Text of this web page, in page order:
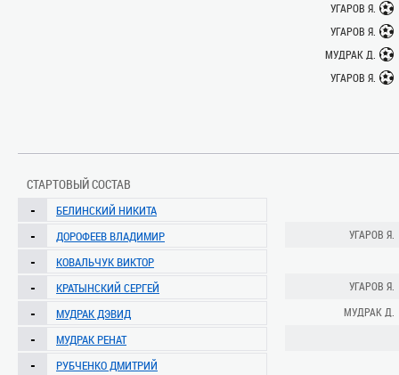
УГАРОВ Я.
УГАРОВ Я.
МУДРАК Д.
УГАРОВ Я.
СТАРТОВЫЙ СОСТАВ
- БЕЛИНСКИЙ НИКИТА
- ДОРОФЕЕВ ВЛАДИМИР
- КОВАЛЬЧУК ВИКТОР
- КРАТЫНСКИЙ СЕРГЕЙ
- МУДРАК ДЭВИД
- МУДРАК РЕНАТ
- РУБЧЕНКО ДМИТРИЙ
УГАРОВ Я.
УГАРОВ Я.
МУДРАК Д.